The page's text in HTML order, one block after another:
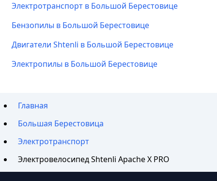
Электротранспорт в Большой Берестовице
Бензопилы в Большой Берестовице
Двигатели Shtenli в Большой Берестовице
Электропилы в Большой Берестовице
Главная
Большая Берестовица
Электротранспорт
Электровелосипед Shtenli Apache X PRO